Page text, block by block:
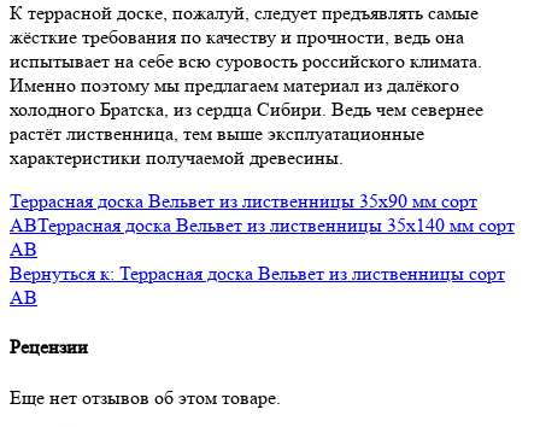
К террасной доске, пожалуй, следует предъявлять самые
жёсткие требования по качеству и прочности, ведь она
испытывает на себе всю суровость российского климата.
Именно поэтому мы предлагаем материал из далёкого
холодного Братска, из сердца Сибири. Ведь чем севернее
растёт лиственница, тем выше эксплуатационные
характеристики получаемой древесины.
Террасная доска Вельвет из лиственницы 35x90 мм сорт
ABТеррасная доска Вельвет из лиственницы 35x140 мм сорт
AB
Вернуться к: Террасная доска Вельвет из лиственницы сорт
АВ
Рецензии
Еще нет отзывов об этом товаре.